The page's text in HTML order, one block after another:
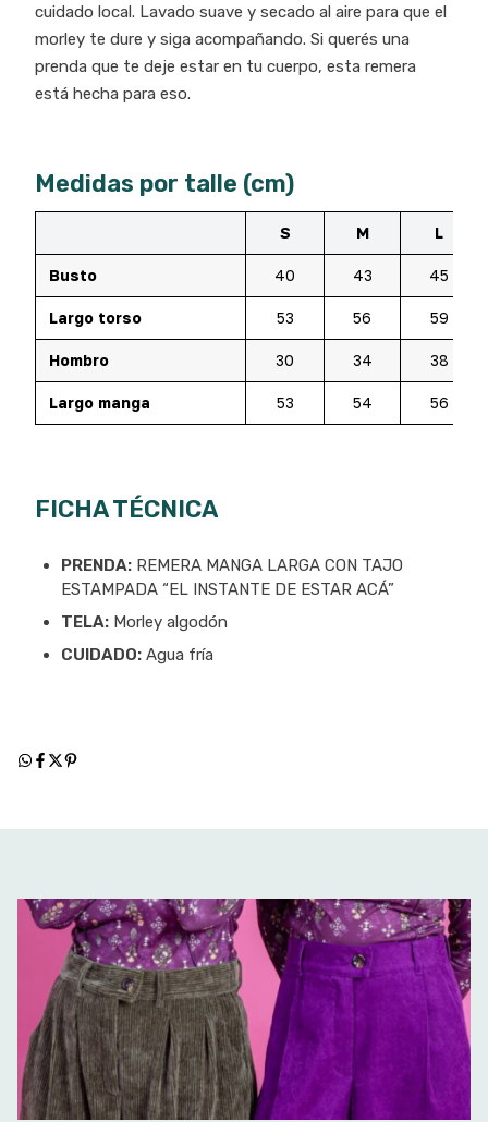
cuidado local. Lavado suave y secado al aire para que el
morley te dure y siga acompañando. Si querés una
prenda que te deje estar en tu cuerpo, esta remera
está hecha para eso.
Medidas por talle (cm)
S M L
Busto 40 43 45
Largo torso 53 56 59
Hombro 30 34 38
Largo manga 53 54 56
FICHA TÉCNICA
PRENDA: REMERA MANGA LARGA CON TAJO
ESTAMPADA “EL INSTANTE DE ESTAR ACÁ”
TELA: Morley algodón
CUIDADO: Agua fría